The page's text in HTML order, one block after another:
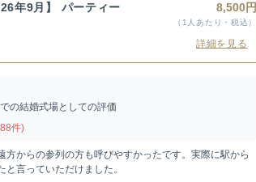
年9月】 パーティー
8,500円
（1人あたり・税込）
詳細を見る
での結婚式場としての評価
件)
方からの参列の方も呼びやすかったです。実際に駅から
と言っていただけました。